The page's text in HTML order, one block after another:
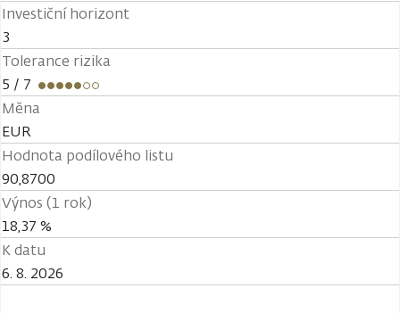
Investiční horizont
3
Tolerance rizika
5 / 7
Měna
EUR
Hodnota podílového listu
90,8700
Výnos (1 rok)
18,37 %
K datu
6. 8. 2026